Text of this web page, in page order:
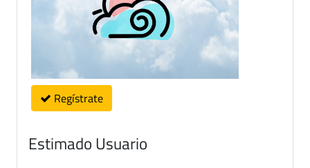
Regístrate
Estimado Usuario